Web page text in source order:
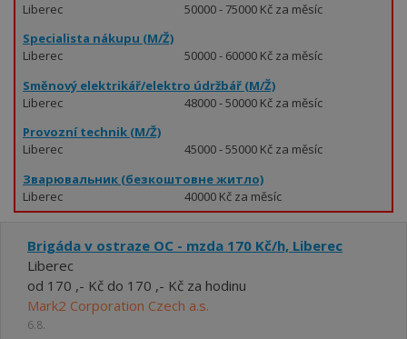
Liberec
50000 - 75000 Kč za měsíc
Specialista nákupu (M/Ž)
Liberec
50000 - 60000 Kč za měsíc
Směnový elektrikář/elektro údržbář (M/Ž)
Liberec
48000 - 50000 Kč za měsíc
Provozní technik (M/Ž)
Liberec
45000 - 55000 Kč za měsíc
Зварювальник (безкоштовне житло)
Liberec
40000 Kč za měsíc
Brigáda v ostraze OC - mzda 170 Kč/h, Liberec
Liberec
od 170 ,- Kč do 170 ,- Kč za hodinu
Mark2 Corporation Czech a.s.
6.8.